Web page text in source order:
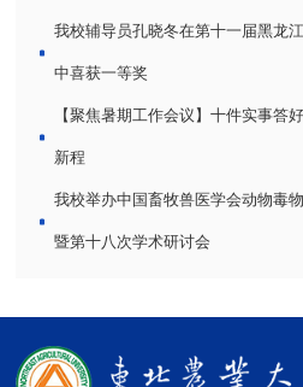
我校辅导员孔晓冬在第十一届黑龙
中喜获一等奖
【聚焦暑期工作会议】十件实事答
新程
我校举办中国畜牧兽医学会动物毒
暨第十八次学术研讨会